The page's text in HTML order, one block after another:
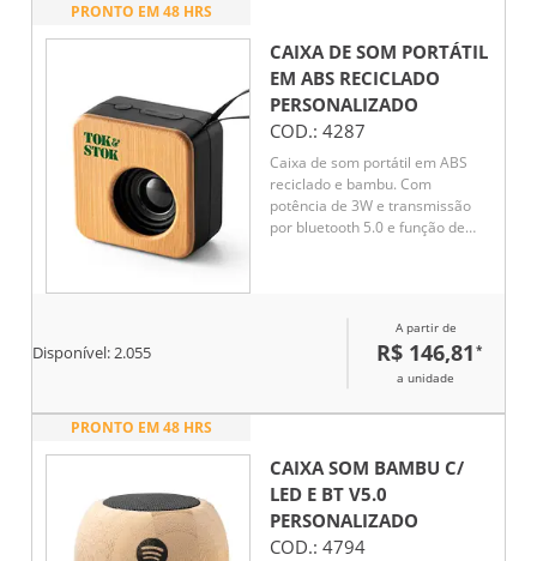
PRONTO EM 48 HRS
CAIXA DE SOM PORTÁTIL
EM ABS RECICLADO
PERSONALIZADO
COD.: 4287
Caixa de som portátil em ABS
reciclado e bambu. Com
potência de 3W e transmissão
por bluetooth 5.0 e função de
Disponível:2.055
A partir de
R$ 146,81 *
a unidade
PRONTO EM 48 HRS
CAIXA SOM BAMBU C/
LED E BT V5.0
PERSONALIZADO
COD.: 4794